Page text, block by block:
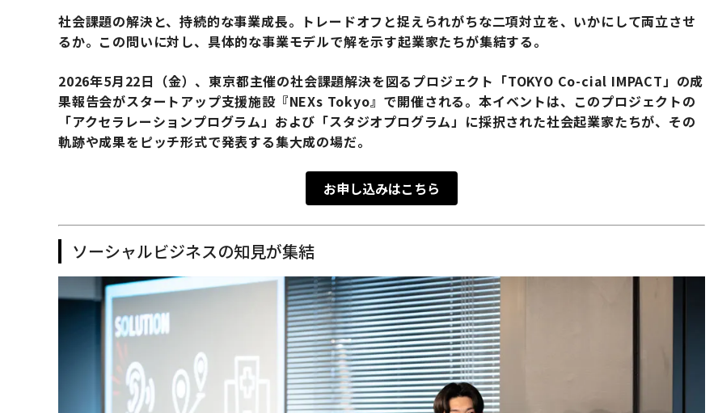
社会課題の解決と、持続的な事業成長。トレードオフと捉えられがちな二項対立を、いかにして両立させ
るか。この問いに対し、具体的な事業モデルで解を示す起業家たちが集結する。
2026年5月22日（金）、東京都主催の社会課題解決を図るプロジェクト「TOKYO Co-cial IMPACT」の成
果報告会がスタートアップ支援施設『NEXs Tokyo』で開催される。本イベントは、このプロジェクトの
「アクセラレーションプログラム」および「スタジオプログラム」に採択された社会起業家たちが、その
軌跡や成果をピッチ形式で発表する集大成の場だ。
お申し込みはこちら
ソーシャルビジネスの知見が集結